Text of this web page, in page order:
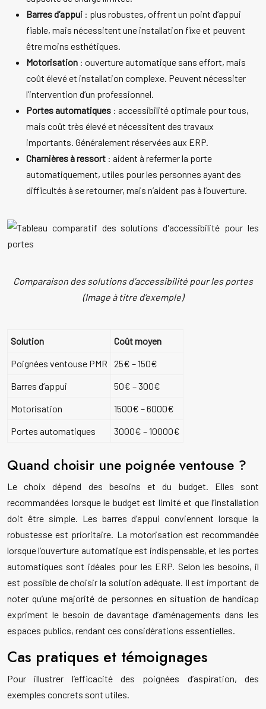
Barres d’appui : plus robustes, offrent un point d’appui
fiable, mais nécessitent une installation fixe et peuvent
être moins esthétiques.
Motorisation : ouverture automatique sans effort, mais
coût élevé et installation complexe. Peuvent nécessiter
l’intervention d’un professionnel.
Portes automatiques : accessibilité optimale pour tous,
mais coût très élevé et nécessitent des travaux
importants. Généralement réservées aux ERP.
Charnières à ressort : aident à refermer la porte
automatiquement, utiles pour les personnes ayant des
difficultés à se retourner, mais n’aident pas à l’ouverture.
Comparaison des solutions d’accessibilité pour les portes
(Image à titre d’exemple)
Solution
Coût moyen
Poignées ventouse PMR
25€ – 150€
Barres d’appui
50€ – 300€
Motorisation
1500€ – 6000€
Portes automatiques
3000€ – 10000€
Quand choisir une poignée ventouse ?
Le choix dépend des besoins et du budget. Elles sont
recommandées lorsque le budget est limité et que l’installation
doit être simple. Les barres d’appui conviennent lorsque la
robustesse est prioritaire. La motorisation est recommandée
lorsque l’ouverture automatique est indispensable, et les portes
automatiques sont idéales pour les ERP. Selon les besoins, il
est possible de choisir la solution adéquate. Il est important de
noter qu’une majorité de personnes en situation de handicap
expriment le besoin de davantage d’aménagements dans les
espaces publics, rendant ces considérations essentielles.
Cas pratiques et témoignages
Pour illustrer l’efficacité des poignées d’aspiration, des
exemples concrets sont utiles.